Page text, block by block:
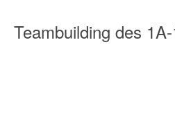
Teambuilding des